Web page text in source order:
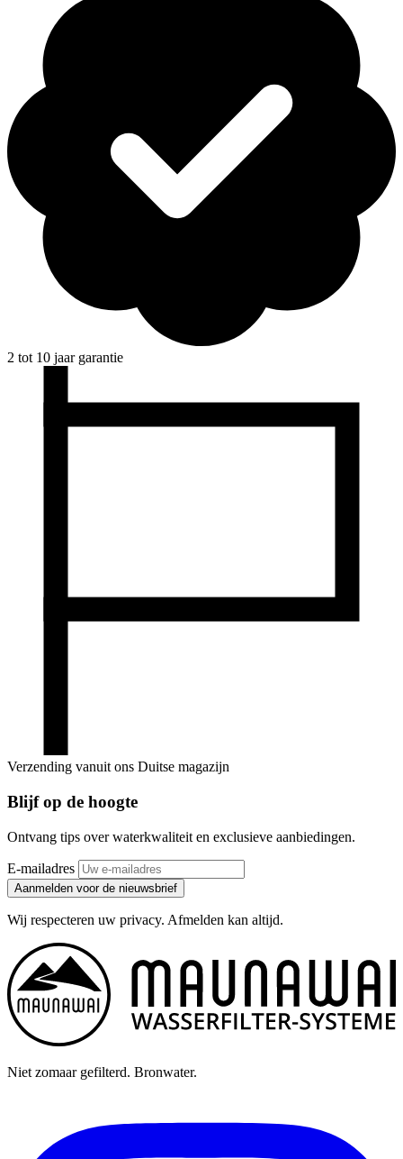
2 tot 10 jaar garantie
Verzending vanuit ons Duitse magazijn
Blijf op de hoogte
Ontvang tips over waterkwaliteit en exclusieve aanbiedingen.
E-mailadres
Aanmelden voor de nieuwsbrief
Wij respecteren uw privacy. Afmelden kan altijd.
Niet zomaar gefilterd. Bronwater.